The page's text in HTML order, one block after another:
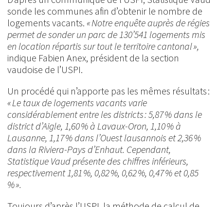
sonde les communes afin d’obtenir le nombre de
logements vacants. « Notre enquête auprès de régies
permet de sonder un parc de 130’541 logements mis
en location répartis sur tout le territoire cantonal »,
indique Fabien Anex, président de la section
vaudoise de l’USPI.
Un procédé qui n’apporte pas les mêmes résultats :
« Le taux de logements vacants varie
considérablement entre les districts : 5,87 % dans le
district d’Aigle, 1,60 % à Lavaux-Oron, 1,10 % à
Lausanne, 1,17 % dans l’Ouest lausannois et 2,36 %
dans la Riviera-Pays d’Enhaut. Cependant,
Statistique Vaud présente des chiffres inférieurs,
respectivement 1,81 %, 0,82 %, 0,62 %, 0,47 % et 0,85
% ».